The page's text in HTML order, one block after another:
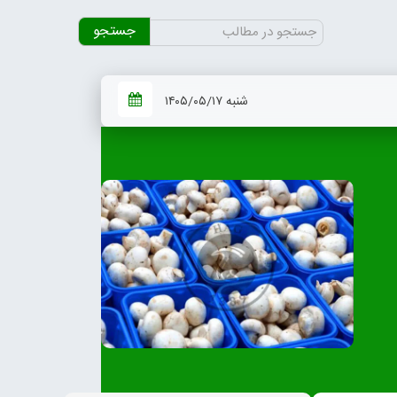
جستجو
برای:
شنبه ۱۴۰۵/۰۵/۱۷